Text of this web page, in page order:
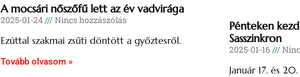
A mocsári nőszőfű lett az év vadvirága
2025-01-24 Nincs hozzászólás
Ezúttal szakmai zsűti döntött a győztesről.
Tovább olvasom »
Pénteken
Sasszinkron
2025-01-16
Január 17. és